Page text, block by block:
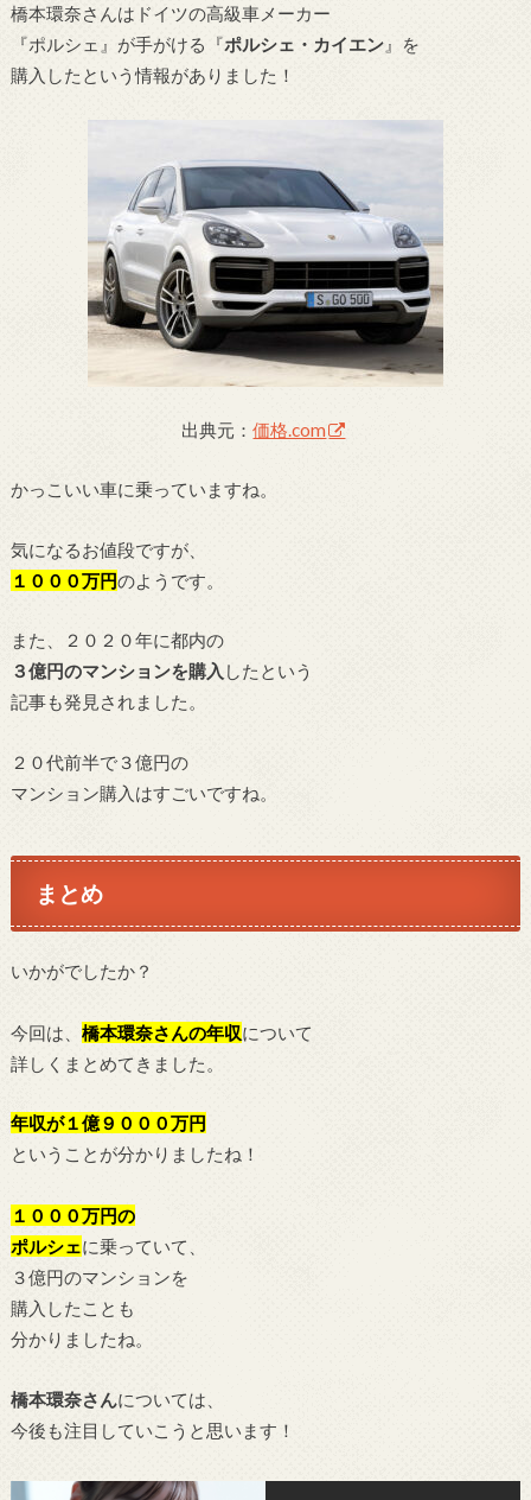
橋本環奈さんはドイツの高級車メーカー
『ポルシェ』が手がける『ポルシェ・カイエン』を
購入したという情報がありました！
出典元：価格.com
かっこいい車に乗っていますね。
気になるお値段ですが、
１０００万円のようです。
また、２０２０年に都内の
３億円のマンションを購入 したという
記事も発見されました。
２０代前半で３億円の
マンション購入はすごいですね。
まとめ
いかがでしたか？
今回は、 橋本環奈さんの年収について
詳しくまとめてきました。
年収が１億９０００万円
ということが分かりましたね！
１０００万円の
ポルシェに乗っていて、
３億円のマンションを
購入したことも
分かりましたね。
橋本環奈さんについては、
今後も注目していこうと思います！